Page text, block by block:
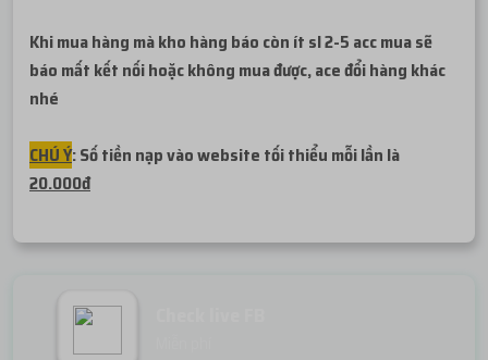
Khi mua hàng mà kho hàng báo còn ít sl 2-5 acc mua sẽ
báo mất kết nối hoặc không mua được, ace đổi hàng khác
nhé
CHÚ Ý: Số tiền nạp vào website tối thiểu mỗi lần là
20.000đ